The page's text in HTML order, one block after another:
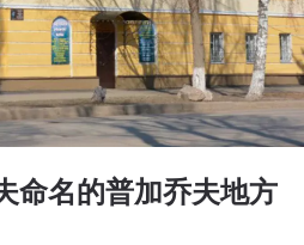
命名的普加乔夫地方